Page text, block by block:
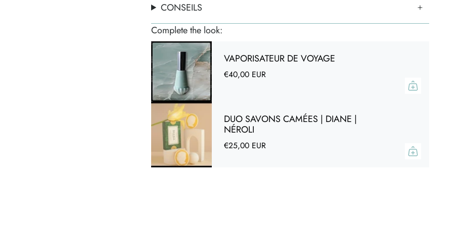
Chaque création vous sera envoyée dans un écrin éco-conçu,
sobre et raffiné, en liège recyclé.
Un matériau noble, 100% naturel, biodégradable et durable. Un écrin
nomade et imperméable, qui protègera soigneusement votre bijou
pendant vos voyages.
Bracelet en pierres fines : apatites, agates, amazonites
Perles dorées à l'or fin 24 carats
Longueur du bracelet : 18 cm + 5 cm de chaînette de réglage pour
l'ajuster au mieux.
CONSEILS
Complete the look:
VAPORISATEUR DE VOYAGE
€40,00 EUR
DUO SAVONS CAMÉES | DIANE |
NÉROLI
€25,00 EUR